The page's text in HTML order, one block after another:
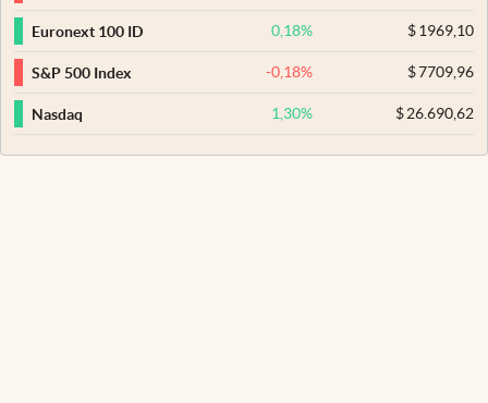
Euronext 100 ID 0,18% $1969,10
S&P 500 Index -0,18% $7709,96
Nasdaq 1,30% $26.690,62